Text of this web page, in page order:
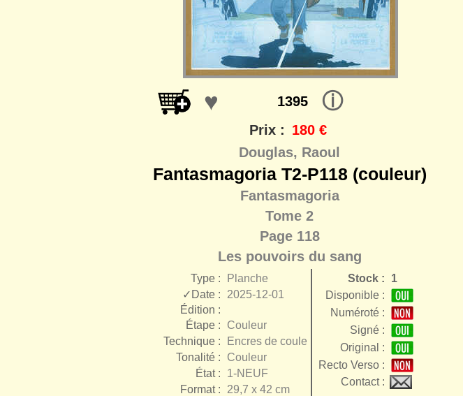
♥ 1395 ⓘ
Prix : 180 €
Douglas, Raoul
Fantasmagoria T2-P118 (couleur)
Fantasmagoria
Tome 2
Page 118
Les pouvoirs du sang
Type :
Planche
✓Date :
2025-12-01
Édition :
Étape :
Couleur
Technique :
Encres de couleur
Tonalité :
Couleur
État :
1-NEUF
Format :
29,7 x 42 cm
Stock :
1
Disponible :
Numéroté :
Signé :
Original :
Recto Verso :
Contact :